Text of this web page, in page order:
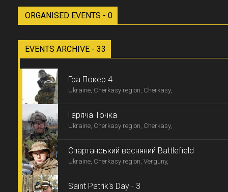
ORGANISED EVENTS - 0
EVENTS ARCHIVE - 33
Гра Покер 4
Ukraine, Cherkasy region, Cherkasy,
Гаряча Точка
Ukraine, Cherkasy region, Cherkasy,
Спартанський весняний Battlefield
Ukraine, Cherkasy region, Verguny,
Saint Patrik's Day - 3